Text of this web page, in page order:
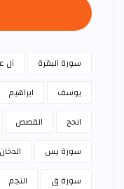
سورة البقرة آل
يوسف
ابراهيم
الحج
القصص
سورة يس
الدخان
سورة ق
النجم